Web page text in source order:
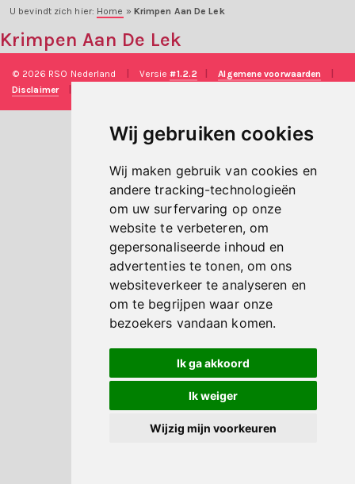
Wij gebruiken cookies
Wij maken gebruik van cookies en
andere tracking-technologieën
om uw surfervaring op onze
website te verbeteren, om
gepersonaliseerde inhoud en
advertenties te tonen, om ons
websiteverkeer te analyseren en
om te begrijpen waar onze
bezoekers vandaan komen.
Ik ga akkoord
Ik weiger
Wijzig mijn voorkeuren
U bevindt zich hier: Home » Krimpen Aan De Lek
Krimpen Aan De Lek
© 2026 RSO Nederland Versie#1.2.2 Algemene voorwaarden
Disclaimer